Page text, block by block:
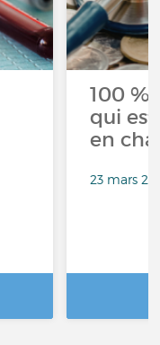
100 %
qui
en
23 mars